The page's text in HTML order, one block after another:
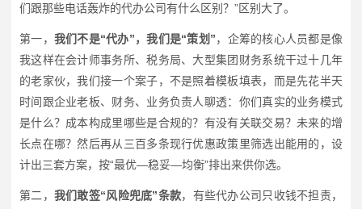
们跟那些电话轰炸的代办公司有什么区别？”区别大了。
第一， 我们不是“代办”，我们是“策划”，企筹的核心人员都是像
我这样在会计师事务所、税务局、大型集团财务系统干过十几年
的老家伙，我们接一个案子，不是照着模板填表，而是先花半天
时间跟企业老板、财务、业务负责人聊透：你们真实的业务模式
是什么？成本构成里哪些是合规的？有没有关联交易？未来的增
长点在哪？然后再从三百多条现行优惠政策里筛选出能用的，设
计出三套方案，按“最优—稳妥—均衡”排出来供你选。
第二， 我们敢签“风险兜底”条款，有些代办公司只收钱不担责，